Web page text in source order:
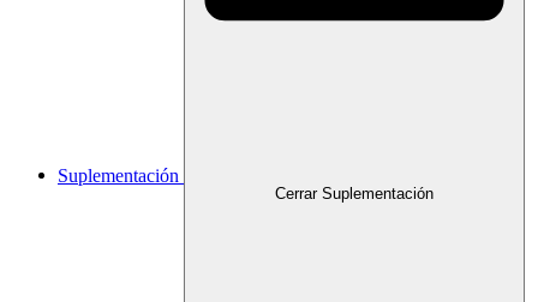
Suplementación
Cerrar Suplementación